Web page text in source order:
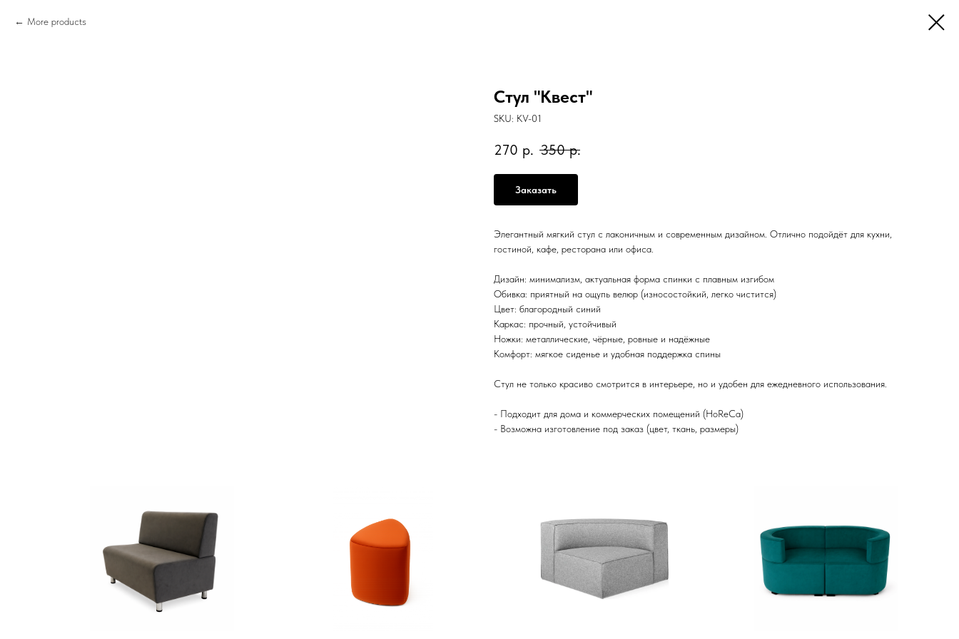
More products
Стул "Квест"
SKU: KV-01
270 р. 350 р.
Заказать
Элегантный мягкий стул с лаконичным и современным дизайном. Отлично подойдёт для кухни,
гостиной, кафе, ресторана или офиса.
Дизайн: минимализм, актуальная форма спинки с плавным изгибом
Обивка: приятный на ощупь велюр (износостойкий, легко чистится)
Цвет: благородный синий
Каркас: прочный, устойчивый
Ножки: металлические, чёрные, ровные и надёжные
Комфорт: мягкое сиденье и удобная поддержка спины
Стул не только красиво смотрится в интерьере, но и удобен для ежедневного использования.
- Подходит для дома и коммерческих помещений (HoReCa)
- Возможна изготовление под заказ (цвет, ткань, размеры)